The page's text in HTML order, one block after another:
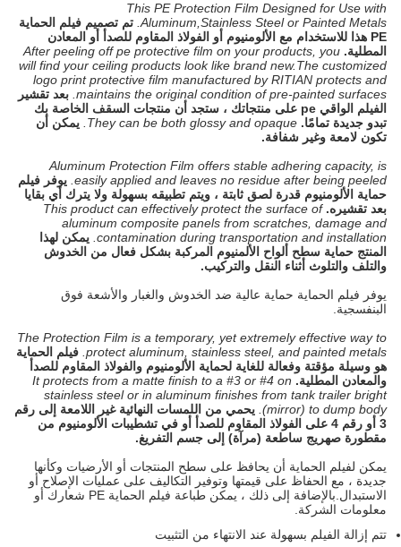
This PE Protection Film Designed for Use with
Aluminum,Stainless Steel or Painted Metals.
تم تصميم فيلم الحماية
PE هذا للاستخدام مع الألومنيوم أو الفولاذ المقاوم للصدأ أو المعادن
المطلية. After peeling off pe protective film on your products, you
will find your ceiling products look like brand new.The customized
logo print protective film manufactured by RITIAN protects and
maintains the original condition of pre-painted surfaces.
بعد تقشير
الفيلم الواقي pe على منتجاتك ، ستجد أن منتجات السقف الخاصة بك
تبدو جديدة تمامًا. They can be both glossy and opaque.
يمكن أن
تكون لامعة وغير شفافة.
Aluminum Protection Film offers stable adhering capacity, is
easily applied and leaves no residue after being peeled.
يوفر فيلم
حماية الألومنيوم قدرة لصق ثابتة ، ويتم تطبيقه بسهولة ولا يترك أي بقايا
بعد تقشيره. This product can effectively protect the surface of
aluminum composite panels from scratches, damage and
contamination during transportation and installation.
يمكن لهذا
المنتج حماية سطح ألواح الألمنيوم المركبة بشكل فعال من الخدوش
والتلف والتلوث أثناء النقل والتركيب.
يوفر فيلم الحماية حماية عالية ضد الخدوش والغبار والأشعة فوق
البنفسجية.
The Protection Film is a temporary, yet extremely effective way to
protect aluminum, stainless steel, and painted metals.
فيلم الحماية
هو وسيلة مؤقتة وفعالة للغاية لحماية الألومنيوم والفولاذ المقاوم للصدأ
والمعادن المطلية. It protects from a matte finish to a #3 or #4 on
stainless steel or in aluminum finishes from tank trailer bright
(mirror) to dump body.
يحمي من اللمسات النهائية غير اللامعة إلى رقم
3 أو رقم 4 على الفولاذ المقاوم للصدأ أو في تشطيبات الألومنيوم من
مقطورة صهريج ساطعة (مرآة) إلى جسم التفريغ.
يمكن لفيلم الحماية أن يحافظ على سطح المنتجات أو الأرضيات وكأنها
جديدة ، مع الحفاظ على قيمتها وتوفير التكاليف على عمليات الإصلاح أو
الاستبدال.
بالإضافة إلى ذلك ، يمكن طباعة فيلم الحماية PE شعارك أو
معلومات الشركة.
تتم إزالة الفيلم بسهولة عند الانتهاء من التثبيت